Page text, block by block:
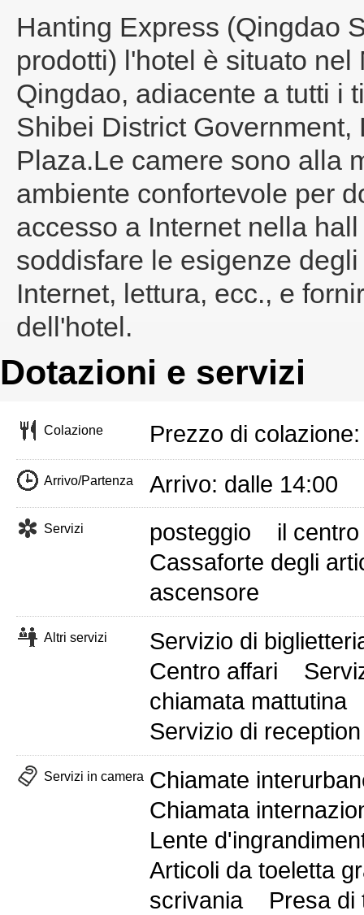
Hanting Express (Qingdao
prodotti) l'hotel è situato
Qingdao, adiacente a tutti i
Shibei District
Plaza.Le camere sono alla
ambiente confortevole per
accesso a Internet nella
soddisfare le esigenze
Internet, lettura, ecc., e
dell'hotel.
Dotazioni e servizi
Colazione Prezzo di
Arrivo/Partenza Arrivo: dalle 14:00
Servizi posteggio
il
Cassaforte degli
ascensore
Altri servizi
Servizio di
Centro affari
chiamata mattutina
Servizio di
Servizi in camera Chiamate
Chiamata
Lente
Articoli da toeletta
scrivania
Presa di